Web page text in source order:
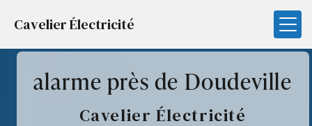
Cavelier Électricité
alarme près de Doudeville
Cavelier Électricité